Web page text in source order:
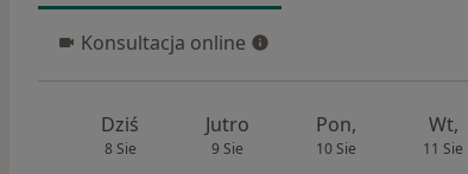
Konsultacja online
Konsultacja online
Dziś
8 Sie
Jutro
9 Sie
Pon,
10 Sie
Wt,
11 Sie